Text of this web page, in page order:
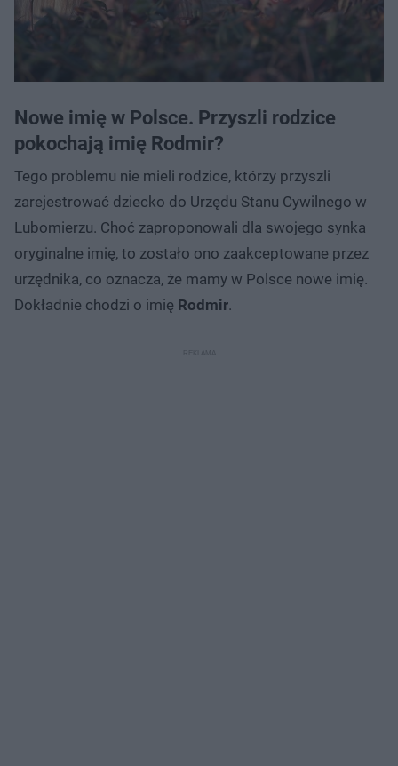
Nowe imię w Polsce. Przyszli rodzice
pokochają imię Rodmir?
Tego problemu nie mieli rodzice, którzy przyszli
zarejestrować dziecko do Urzędu Stanu Cywilnego w
Lubomierzu. Choć zaproponowali dla swojego synka
oryginalne imię, to zostało ono zaakceptowane przez
urzędnika, co oznacza, że mamy w Polsce nowe imię.
Dokładnie chodzi o imię Rodmir.